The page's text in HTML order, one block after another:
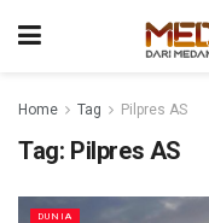
Home Tag Pilpres AS
Tag: Pilpres AS
DUNIA